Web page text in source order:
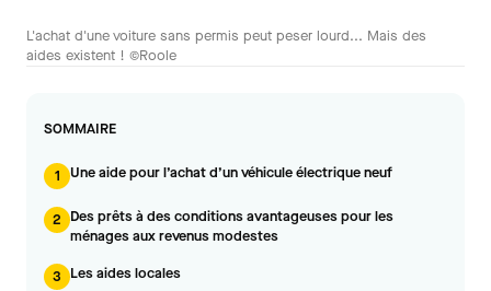
L'achat d'une voiture sans permis peut peser lourd... Mais des
aides existent ! ©Roole
SOMMAIRE
1 Une aide pour l’achat d’un véhicule électrique neuf
2 Des prêts à des conditions avantageuses pour les
ménages aux revenus modestes
3 Les aides locales